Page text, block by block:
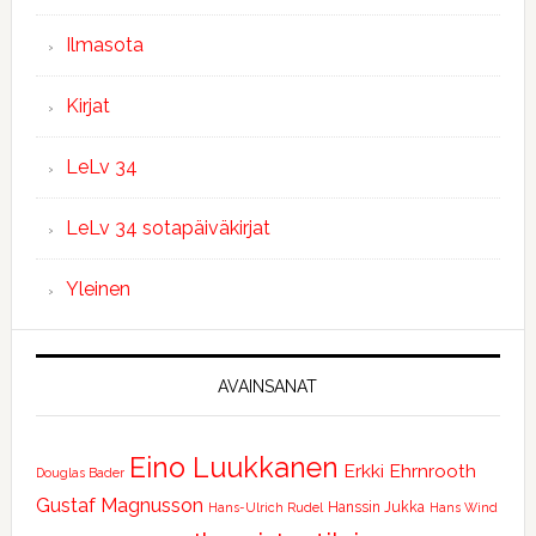
Ilmasota
Kirjat
LeLv 34
LeLv 34 sotapäiväkirjat
Yleinen
AVAINSANAT
Douglas Bader Eino Luukkanen Erkki Ehrnrooth
Gustaf Magnusson Hans-Ulrich Rudel Hanssin Jukka Hans Wind